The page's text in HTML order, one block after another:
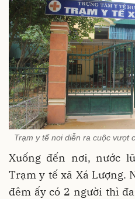
Trạm y tế nơi diễn ra cuộc vượt
Xuống đến nơi, nước
Trạm y tế xã Xá Lượng.
đêm ấy có 2 người thì